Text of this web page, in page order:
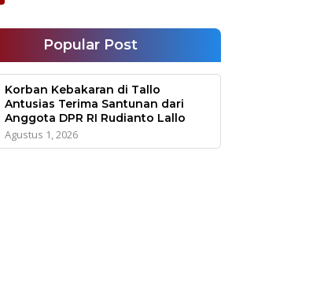
Popular Post
Korban Kebakaran di Tallo
Antusias Terima Santunan dari
Anggota DPR RI Rudianto Lallo
Agustus 1, 2026